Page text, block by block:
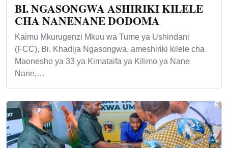
BI. NGASONGWA ASHIRIKI KILELE
CHA NANENANE DODOMA
Kaimu Mkurugenzi Mkuu wa Tume ya Ushindani
(FCC), Bi. Khadija Ngasongwa, ameshiriki kilele cha
Maonesho ya 33 ya Kimataifa ya Kilimo ya Nane
Nane,…